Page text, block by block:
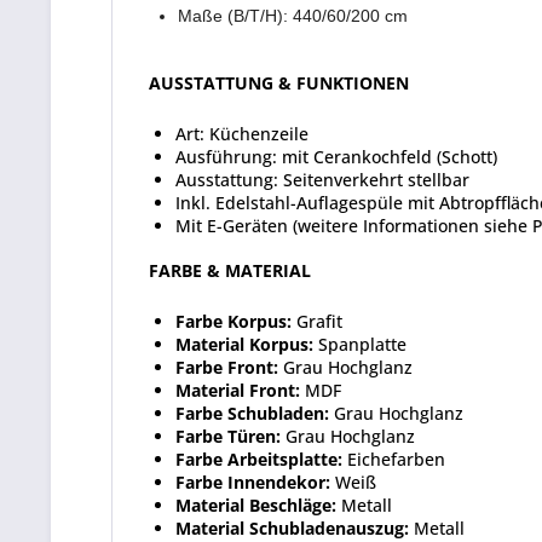
Maße (B/T/H): 440/60/200 cm
AUSSTATTUNG & FUNKTIONEN
Art: Küchenzeile
Ausführung: mit Cerankochfeld (Schott)
Ausstattung: Seitenverkehrt stellbar
Inkl. Edelstahl-Auflagespüle mit
Mit E-Geräten (weitere Informationen siehe
FARBE & MATERIAL
Farbe Korpus: Grafit
Material Korpus: Spanplatte
Farbe Front: Grau Hochglanz
Material Front: MDF
Farbe Schubladen: Grau Hochglanz
Farbe Türen: Grau Hochglanz
Farbe Arbeitsplatte: Eichefarben
Farbe Innendekor: Weiß
Material Beschläge: Metall
Material Schubladenauszug: Metall